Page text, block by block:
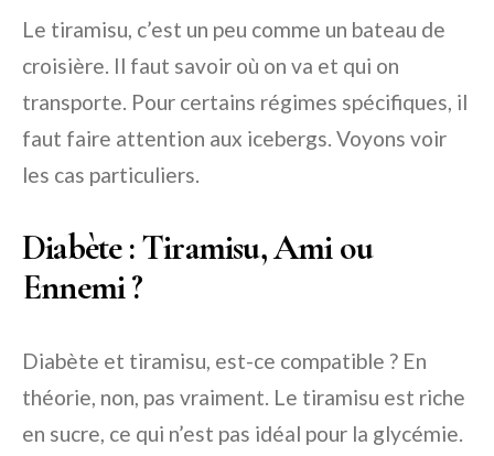
Le tiramisu, c’est un peu comme un bateau de
croisière. Il faut savoir où on va et qui on
transporte. Pour certains régimes spécifiques, il
faut faire attention aux icebergs. Voyons voir
les cas particuliers.
Diabète : Tiramisu, Ami ou
Ennemi ?
Diabète et tiramisu, est-ce compatible ? En
théorie, non, pas vraiment. Le tiramisu est riche
en sucre, ce qui n’est pas idéal pour la glycémie.